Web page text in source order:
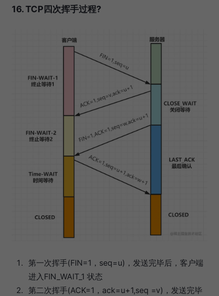
16. TCP四次挥手过程?
第一次挥手(FIN=1，seq=u)，发送完毕后，客户端
进入FIN_WAIT_1 状态
第二次挥手(ACK=1，ack=u+1,seq =v)，发送完毕